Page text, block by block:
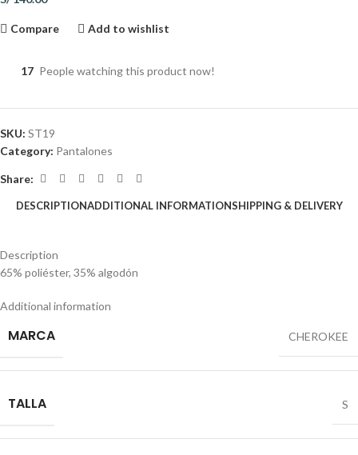
Compare Add to wishlist
17 People watching this product now!
SKU: ST19
Category: Pantalones
Share:
DESCRIPTIONADDITIONAL INFORMATIONSHIPPING & DELIVERY
Description
65% poliéster, 35% algodón
Additional information
MARCA CHEROKEE
TALLA S